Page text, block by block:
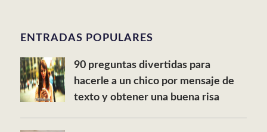
ENTRADAS POPULARES
90 preguntas divertidas para
hacerle a un chico por mensaje de
texto y obtener una buena risa